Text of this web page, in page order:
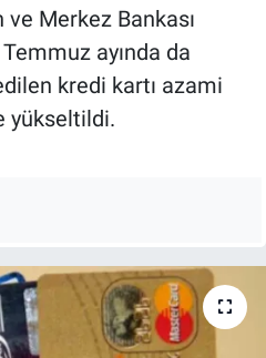
Merkez Bankası
ayında da
kredi kartı azami
yükseltildi.